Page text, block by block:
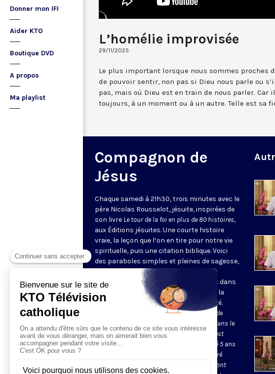
Donner mon IFI
Aider KTO
Boutique DVD
A propos
Ma playlist
L’homélie improvisée
29/11/2025
Le plus important lorsque nous sommes proches
de pouvoir sentir, non pas si Dieu nous parle ou
pas, mais où Dieu est en train de nous parler. Car
toujours, à un moment ou à un autre. Telle est sa
Compagnon de
Jésus
Chaque samedi à 21h30, trois minutes avec le
père Nicolas Rousselot, jésuite, inspirées de
son livre Le tour de la foi en plus de 80 histoires,
aux Éditions jésuites. Une courte histoire
vraie, la leçon que l’on en tire pour notre vie
spirituelle, puis une citation biblique. Voici
des paraboles simples et pleines de sagesse,
une magnifique catéchèse, par petites
touches : nous voici entrés sans effort dans
l’intelligence des mystères de la foi, de la
prière, de la Résurrection ou de la Trinité.
Le père Nicolas Rousselot est Compagnon de
Jésus, c’est-à-dire Jésuite. Ordonné prêtre dans le
diocèse de Nantes dont il est originaire, il est
entré dans la Compagnie en 1999. Il a passé 5 ans
dans la communauté de Versailles et assuré
l’aumônerie de plusieurs Grandes Écoles dont